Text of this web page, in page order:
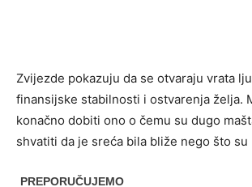
Zvijezde pokazuju da se otvaraju vrata
finansijske stabilnosti i ostvarenja želja.
konačno dobiti ono o čemu su dugo
shvatiti da je sreća bila bliže nego što su